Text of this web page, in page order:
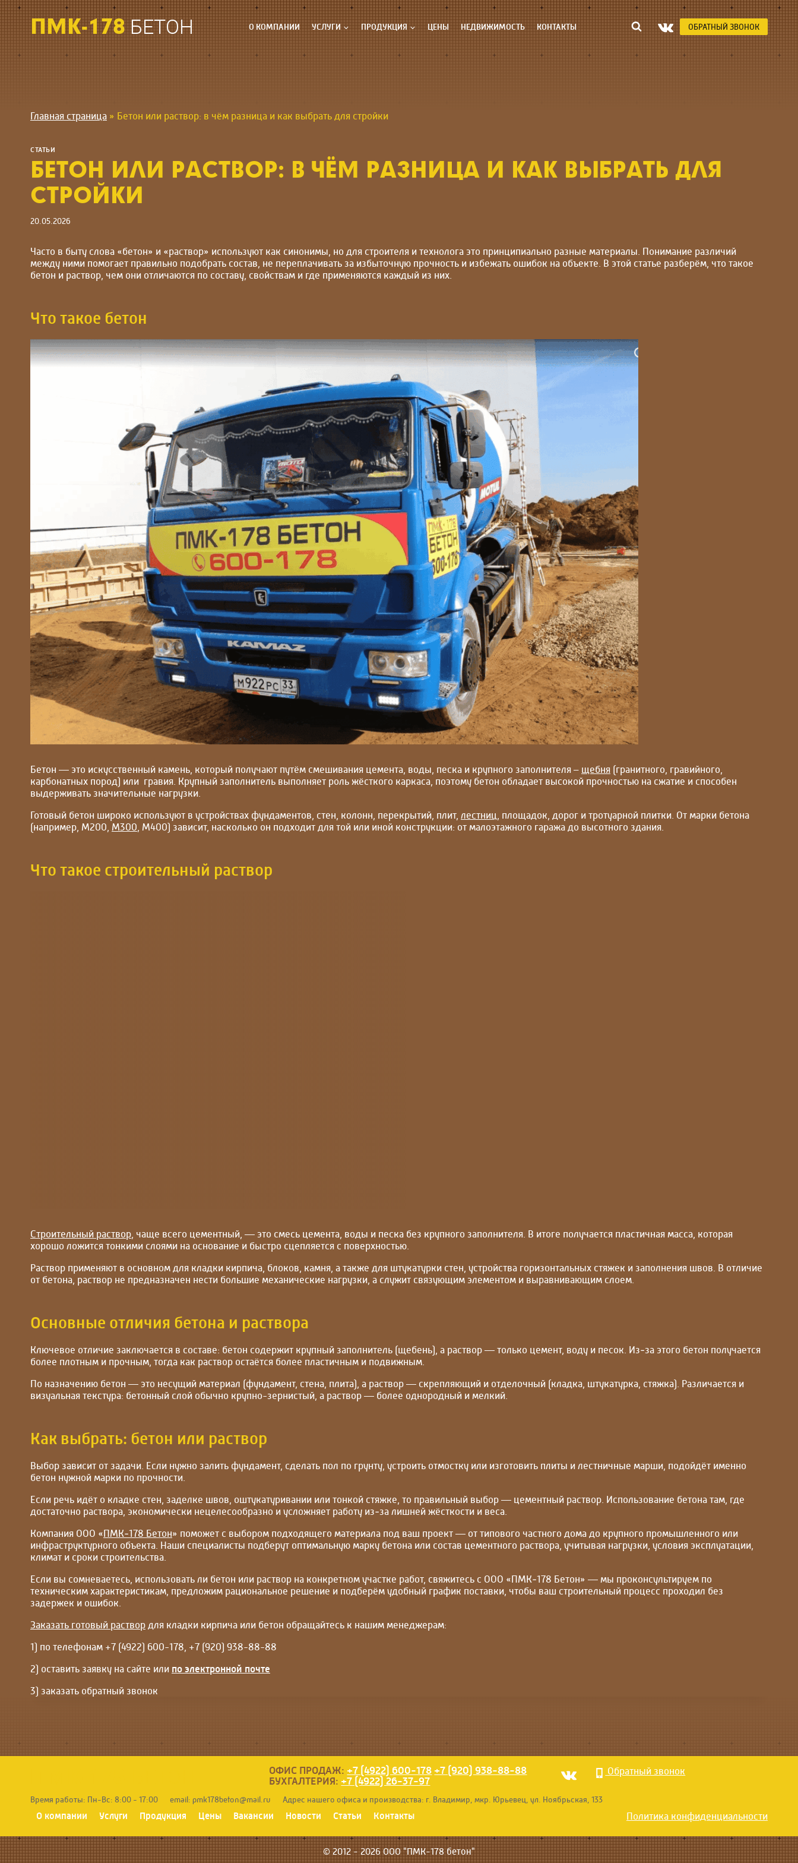
Перейти
содержимомуПМК-178 БЕТОН О КОМПАНИИ УСЛУГИ ПРОДУКЦИЯ ЦЕНЫ НЕДВИЖИМОСТЬ КОНТАКТЫ ОБРАТНЫЙ ЗВОНОК
Главная страница » Бетон или раствор: в чём разница и как выбрать для стройки
СТАТЬИ
БЕТОН ИЛИ РАСТВОР: В ЧЁМ РАЗНИЦА И КАК ВЫБРАТЬ ДЛЯ
СТРОЙКИ
20.05.2026
Часто в быту слова «бетон» и «раствор» используют как синонимы, но для строителя и технолога это принципиально разные материалы. Понимание различий
между ними помогает правильно подобрать состав, не переплачивать за избыточную прочность и избежать ошибок на объекте. В этой статье разберём, что такое
бетон и раствор, чем они отличаются по составу, свойствам и где применяются каждый из них.
Что такое бетон
Бетон — это искусственный камень, который получают путём смешивания цемента, воды, песка и крупного заполнителя – щебня (гранитного, гравийного,
карбонатных пород) или гравия. Крупный заполнитель выполняет роль жёсткого каркаса, поэтому бетон обладает высокой прочностью на сжатие и способен
выдерживать значительные нагрузки.
Готовый бетон широко используют в устройствах фундаментов, стен, колонн, перекрытий, плит, лестниц , площадок, дорог и тротуарной плитки. От марки бетона
(например, М200, М300 , М400) зависит, насколько он подходит для той или иной конструкции: от малоэтажного гаража до высотного здания.
Что такое строительный раствор
Строительный раствор , чаще всего цементный, — это смесь цемента, воды и песка без крупного заполнителя. В итоге получается пластичная масса, которая
хорошо ложится тонкими слоями на основание и быстро сцепляется с поверхностью.
Раствор применяют в основном для кладки кирпича, блоков, камня, а также для штукатурки стен, устройства горизонтальных стяжек и заполнения швов. В отличие
от бетона, раствор не предназначен нести большие механические нагрузки, а служит связующим элементом и выравнивающим слоем.
Основные отличия бетона и раствора
Ключевое отличие заключается в составе: бетон содержит крупный заполнитель (щебень), а раствор — только цемент, воду и песок. Из‑за этого бетон получается
более плотным и прочным, тогда как раствор остаётся более пластичным и подвижным.
По назначению бетон — это несущий материал (фундамент, стена, плита), а раствор — скрепляющий и отделочный (кладка, штукатурка, стяжка). Различается и
визуальная текстура: бетонный слой обычно крупно-зернистый, а раствор — более однородный и мелкий.
Как выбрать: бетон или раствор
Выбор зависит от задачи. Если нужно залить фундамент, сделать пол по грунту, устроить отмостку или изготовить плиты и лестничные марши, подойдёт именно
бетон нужной марки по прочности.
Если речь идёт о кладке стен, заделке швов, оштукатуривании или тонкой стяжке, то правильный выбор — цементный раствор. Использование бетона там, где
достаточно раствора, экономически нецелесообразно и усложняет работу из‑за лишней жёсткости и веса.
Компания ООО «ПМК‑178 Бетон» поможет с выбором подходящего материала под ваш проект — от типового частного дома до крупного промышленного или
инфраструктурного объекта. Наши специалисты подберут оптимальную марку бетона или состав цементного раствора, учитывая нагрузки, условия эксплуатации,
климат и сроки строительства.
Если вы сомневаетесь, использовать ли бетон или раствор на конкретном участке работ, свяжитесь с ООО «ПМК‑178 Бетон» — мы проконсультируем по
техническим характеристикам, предложим рациональное решение и подберём удобный график поставки, чтобы ваш строительный процесс проходил без
задержек и ошибок.
Заказать готовый раствор для кладки кирпича или бетон обращайтесь к нашим менеджерам:
1) по телефонам +7 (4922) 600-178, +7 (920) 938-88-88
2) оставить заявку на сайте или по электронной почте
3) заказать обратный звонок
ОФИС ПРОДАЖ: +7 (4922) 600-178 +7 (920) 938-88-88
БУХГАЛТЕРИЯ: +7 (4922) 26-37-97
Обратный звонок
Время работы: Пн-Вс: 8:00 - 17:00 email: pmk178beton@mail.ru Адрес нашего офиса и производства: г. Владимир, мкр. Юрьевец, ул. Ноябрьская, 133
О компании Услуги Продукция Цены Вакансии Новости Статьи Контакты Политика конфиденциальности
© 2012 - 2026 ООО "ПМК-178 бетон"